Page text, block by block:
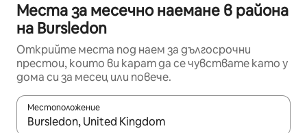
Места за месечно наемане в района
на Bursledon
Открийте места под наем за дългосрочни
престои, които ви карат да се чувствате като у
дома си за месец или повече.
Местоположение
Когато резултатите се покажат, използвайте